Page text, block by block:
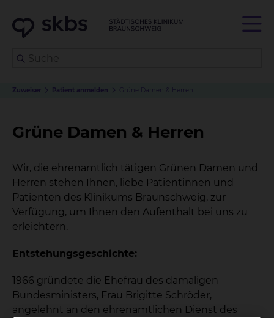
Zuweiser Patient anmelden Grüne Damen & Herren
Grüne Damen & Herren
Wir, die ehrenamtlich tätigen Grünen Damen und
Herren stehen Ihnen, liebe Patientinnen und
Patienten des Klinikums Braunschweig, zur
Verfügung, um Ihnen den Aufenthalt bei uns zu
erleichtern.
Entstehungsgeschichte:
1966 gründete die Ehefrau des damaligen
Bundesministers, Frau Brigitte Schröder,
angelehnt an den ehrenamtlichen Dienst des